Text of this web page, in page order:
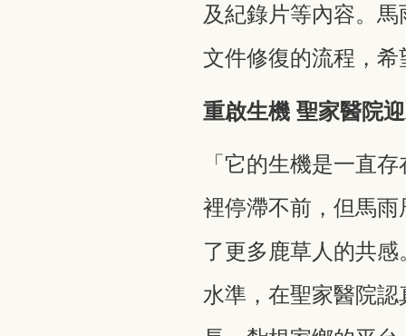
及紀錄片等內容。
文件修復的流程，
重啟生機 聖家醫院
「它的生機是一直
裡停滯不前，但馬
了更多鹿草人的共
水準，在聖家醫院